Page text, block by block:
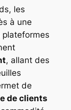
les
à une
plateformes
, allant des
de
de clients